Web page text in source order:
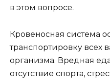
в этом вопросе.
Кровеносная система
транспортировку всех
организма. Вредная
отсутствие спорта,